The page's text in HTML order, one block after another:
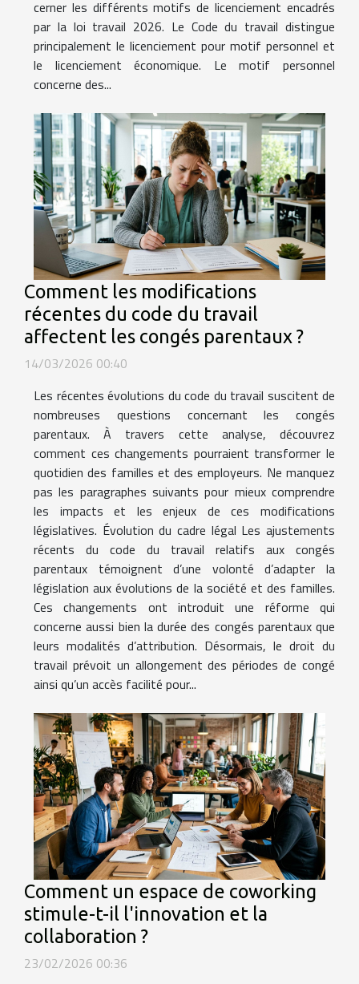
cerner les différents motifs de licenciement encadrés
par la loi travail 2026. Le Code du travail distingue
principalement le licenciement pour motif personnel et
le licenciement économique. Le motif personnel
concerne des...
Comment les modifications
récentes du code du travail
affectent les congés parentaux ?
14/03/2026 00:40
Les récentes évolutions du code du travail suscitent de
nombreuses questions concernant les congés
parentaux. À travers cette analyse, découvrez
comment ces changements pourraient transformer le
quotidien des familles et des employeurs. Ne manquez
pas les paragraphes suivants pour mieux comprendre
les impacts et les enjeux de ces modifications
législatives. Évolution du cadre légal Les ajustements
récents du code du travail relatifs aux congés
parentaux témoignent d’une volonté d’adapter la
législation aux évolutions de la société et des familles.
Ces changements ont introduit une réforme qui
concerne aussi bien la durée des congés parentaux que
leurs modalités d’attribution. Désormais, le droit du
travail prévoit un allongement des périodes de congé
ainsi qu’un accès facilité pour...
Comment un espace de coworking
stimule-t-il l'innovation et la
collaboration ?
23/02/2026 00:36